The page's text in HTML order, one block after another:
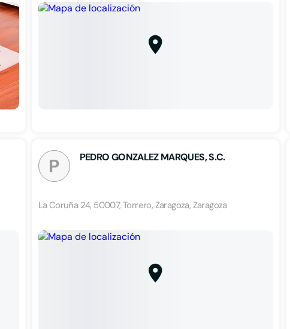
P PEDRO GONZALEZ MARQUES, S.C.
La Coruña 24, 50007, Torrero, Zaragoza, Zaragoza